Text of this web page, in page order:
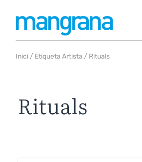
Inici / Etiqueta Artista / Rituals
Rituals